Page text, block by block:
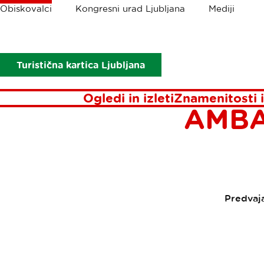
Obiskovalci Kongresni urad Ljubljana Mediji
Turistična kartica Ljubljana
Ogledi in izletiZnamenitosti
Drobtinice